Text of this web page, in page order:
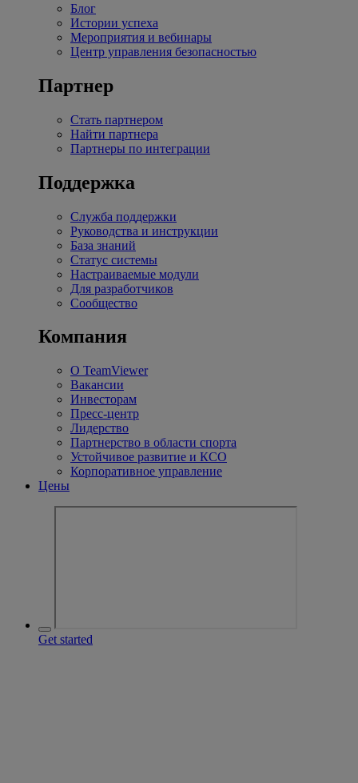
Блог
Истории успеха
Мероприятия и вебинары
Центр управления безопасностью
Партнер
Стать партнером
Найти партнера
Партнеры по интеграции
Поддержка
Служба поддержки
Руководства и инструкции
База знаний
Статус системы
Настраиваемые модули
Для разработчиков
Сообщество
Компания
О TeamViewer
Вакансии
Инвесторам
Пресс-центр
Лидерство
Партнерство в области спорта
Устойчивое развитие и КСО
Корпоративное управление
Цены
Get started